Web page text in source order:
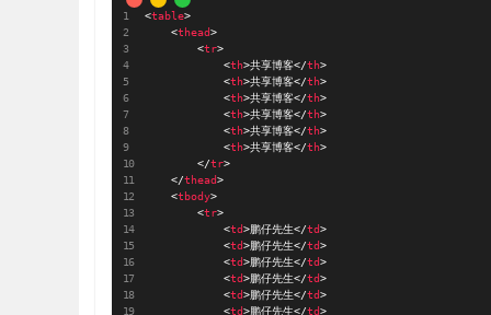
<table>
<thead>
<tr>
<th>共享博客</th>
<th>共享博客</th>
<th>共享博客</th>
<th>共享博客</th>
<th>共享博客</th>
<th>共享博客</th>
</tr>
</thead>
<tbody>
<tr>
<td>鹏仔先生</td>
<td>鹏仔先生</td>
<td>鹏仔先生</td>
<td>鹏仔先生</td>
<td>鹏仔先生</td>
<td>鹏仔先生</td>